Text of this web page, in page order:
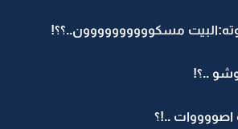
مسكوووووووووون..؟؟!
..؟!
اصووووات ..!؟